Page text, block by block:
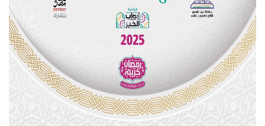
الدراسات العليا
الخريجين
الموظفون
الزائـرون